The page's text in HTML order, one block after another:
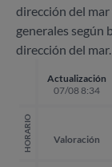
dirección del
generales según
dirección del mar.
Actualización
07/08 8:34
HORARIO Valoración